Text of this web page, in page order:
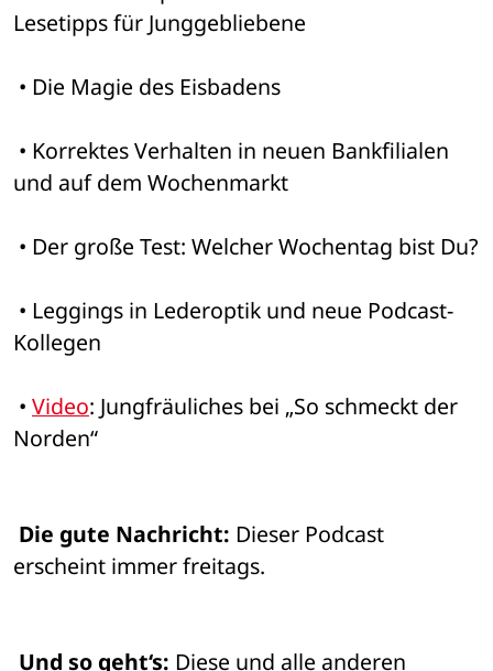
Lesetipps für Junggebliebene
• Die Magie des Eisbadens
und auf dem Wochenmarkt
• Der große Test: Welcher Wochentag bist Du?
Kollegen
• Video: Jungfräuliches bei „So schmeckt der
Norden“
Die gute Nachricht: Dieser Podcast
erscheint immer freitags.
Und so geht‘s: Diese und alle anderen